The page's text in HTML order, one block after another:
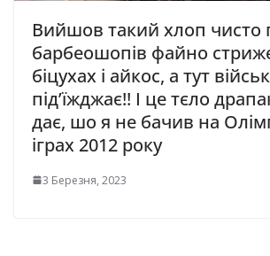
Вийшов такий хлоп чисто
барбеошопів файно
біцухах і айкос, а тут
під’їжджає!! І це тєло
дає, шо я не бачив на
іграх 2012 року
3 Березня, 2023